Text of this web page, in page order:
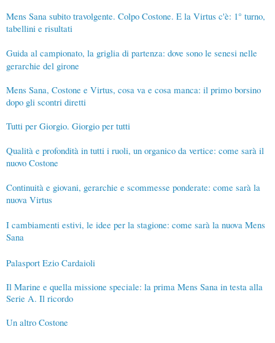
Mens Sana subito travolgente. Colpo Costone. E la Virtus c'è: 1° turno,
tabellini e risultati
Guida al campionato, la griglia di partenza: dove sono le senesi nelle
gerarchie del girone
Mens Sana, Costone e Virtus, cosa va e cosa manca: il primo borsino
dopo gli scontri diretti
Tutti per Giorgio. Giorgio per tutti
Qualità e profondità in tutti i ruoli, un organico da vertice: come sarà il
nuovo Costone
Continuità e giovani, gerarchie e scommesse ponderate: come sarà la
nuova Virtus
I cambiamenti estivi, le idee per la stagione: come sarà la nuova Mens
Sana
Palasport Ezio Cardaioli
Il Marine e quella missione speciale: la prima Mens Sana in testa alla
Serie A. Il ricordo
Un altro Costone